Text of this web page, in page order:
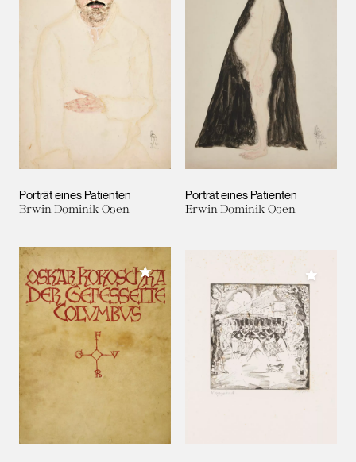
Porträt eines Patienten
Erwin Dominik Osen
Porträt eines Patienten
Erwin Dominik Osen
Meiner Sammlung hinzufügen Meiner